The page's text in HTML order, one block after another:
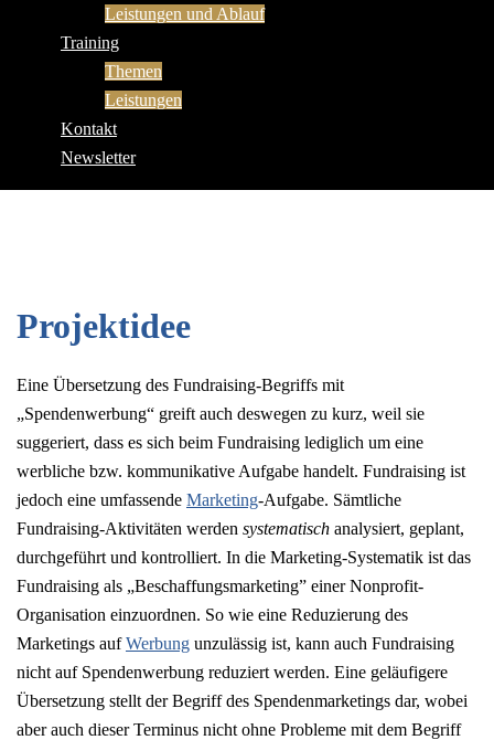
Leistungen und Ablauf
Training
Themen
Leistungen
Kontakt
Newsletter
Projektidee
Eine Übersetzung des Fundraising-Begriffs mit
„Spendenwerbung“ greift auch deswegen zu kurz, weil sie
suggeriert, dass es sich beim Fundraising lediglich um eine
werbliche bzw. kommunikative Aufgabe handelt. Fundraising ist
jedoch eine umfassende Marketing-Aufgabe. Sämtliche
Fundraising-Aktivitäten werden systematisch analysiert, geplant,
durchgeführt und kontrolliert. In die Marketing-Systematik ist das
Fundraising als „Beschaffungsmarketing” einer Nonprofit-
Organisation einzuordnen. So wie eine Reduzierung des
Marketings aufWerbung unzulässig ist, kann auch Fundraising
nicht auf Spendenwerbung reduziert werden. Eine geläufigere
Übersetzung stellt der Begriff des Spendenmarketings dar, wobei
aber auch dieser Terminus nicht ohne Probleme mit dem Begriff